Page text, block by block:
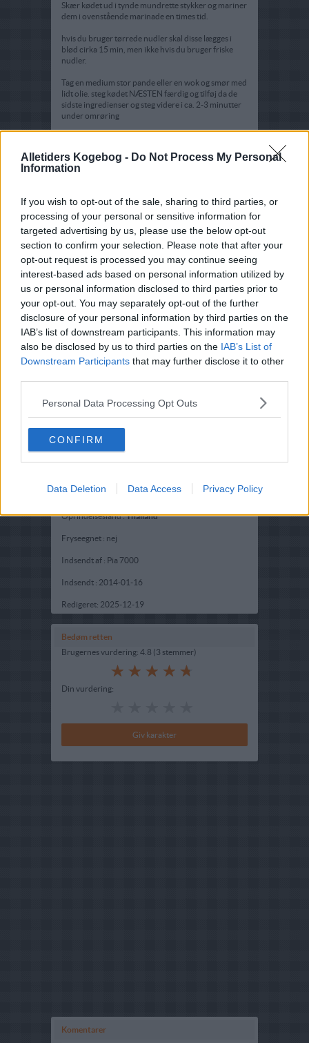
Alletiders Kogebog - Do Not Process My Personal
Information
If you wish to opt-out of the sale, sharing to third parties, or
processing of your personal or sensitive information for
targeted advertising by us, please use the below opt-out
section to confirm your selection. Please note that after your
opt-out request is processed you may continue seeing
interest-based ads based on personal information utilized by
us or personal information disclosed to third parties prior to
your opt-out. You may separately opt-out of the further
disclosure of your personal information by third parties on the
IAB’s list of downstream participants. This information may
also be disclosed by us to third parties on the IAB’s List of
Downstream Participants that may further disclose it to other
Personal Data Processing Opt Outs
CONFIRM
Data Deletion Data Access Privacy Policy
Skær kødet ud i tynde mundrette stykker og mariner
dem i ovenstående marinade en times tid.
hvis du bruger tørrede nudler skal disse lægges i
blød cirka 15 min, men ikke hvis du bruger friske
nudler.
Tag en medium stor pande eller en wok og smør med
lidt olie. steg kødet NÆSTEN færdig og tilføj da de
sidste ingredienser og steg videre i ca. 2-3 minutter
under omrøring
Dette er en lækker Thairet med nudler, gulerødder
løg og broccoli og som giver anledning til at få
Ret :Hovedretter -Diverse Hovedretter
Oprindelsesland :Thailand
Fryseegnet : nej
Indsendt af : Pia 7000
Indsendt : 2014-01-16
Redigeret: 2025-12-19
Bedøm retten
Brugernes vurdering: 4.8 (3 stemmer)
Din vurdering:
Komentarer